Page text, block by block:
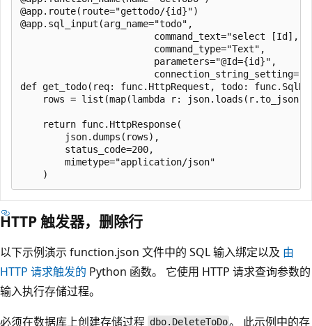
@app.route(route="gettodo/{id}")
@app.sql_input(arg_name="todo",
command_text="select [Id],
                        command_type="Text",
                        parameters="@Id={id}",
def get_todo(req: func.HttpRequest, todo:
rows = list(map(lambda r:
    return func.HttpResponse(
        json.dumps(rows),
        status_code=200,
        mimetype="application/json"
HTTP 触发器，删除行
以下示例演示 function.json 文件中的 SQL 输入绑定以及 由
HTTP 请求触发的 Python 函数。 它使用 HTTP 请求查询参数的
输入执行存储过程。
必须在数据库上创建存储过程 dbo.DeleteToDo。 此示例中的存